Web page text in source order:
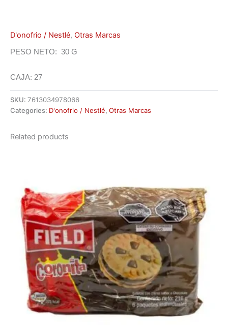
D'onofrio / Nestlé, Otras Marcas
PESO NETO: 30 G
CAJA: 27
SKU: 7613034978066
Categories: D'onofrio / Nestlé, Otras Marcas
Related products